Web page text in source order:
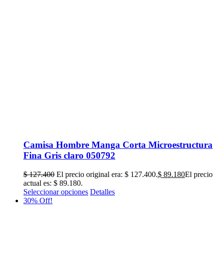
Camisa Hombre Manga Corta Microestructura
Fina Gris claro 050792
$127.400 El precio original era: $ 127.400.$ 89.180El precio
actual es: $ 89.180.
Seleccionar opciones Detalles
30% Off!